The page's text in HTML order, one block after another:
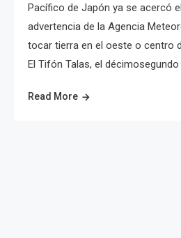
Pacífico de Japón ya se acercó
advertencia de la Agencia
tocar tierra en el oeste o centro
El Tifón Talas, el
Read More